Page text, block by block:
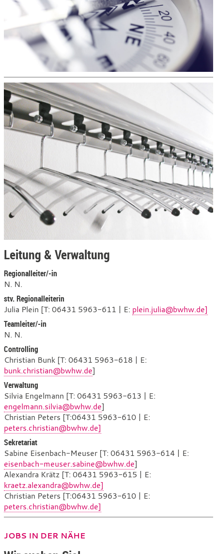
Leitung & Verwaltung
Regionalleiter/-in
N. N.
stv. Regionalleiterin
Julia Plein [T: 06431 5963-611 | E: plein.julia@bwhw.de]
Teamleiter/-in
N. N.
Controlling
Christian Bunk [T: 06431 5963-618 | E:
bunk.christian@bwhw.de]
Verwaltung
Silvia Engelmann [T: 06431 5963-613 | E:
engelmann.silvia@bwhw.de]
Christian Peters [T:06431 5963-610 | E:
peters.christian@bwhw.de]
Sekretariat
Sabine Eisenbach-Meuser [T: 06431 5963-614 | E:
eisenbach-meuser.sabine@bwhw.de]
Alexandra Krätz [T: 06431 5963-615 | E:
kraetz.alexandra@bwhw.de]
Christian Peters [T:06431 5963-610 | E:
peters.christian@bwhw.de]
JOBS IN DER NÄHE